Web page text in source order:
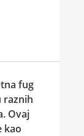
fug
raznih
Ovaj
kao